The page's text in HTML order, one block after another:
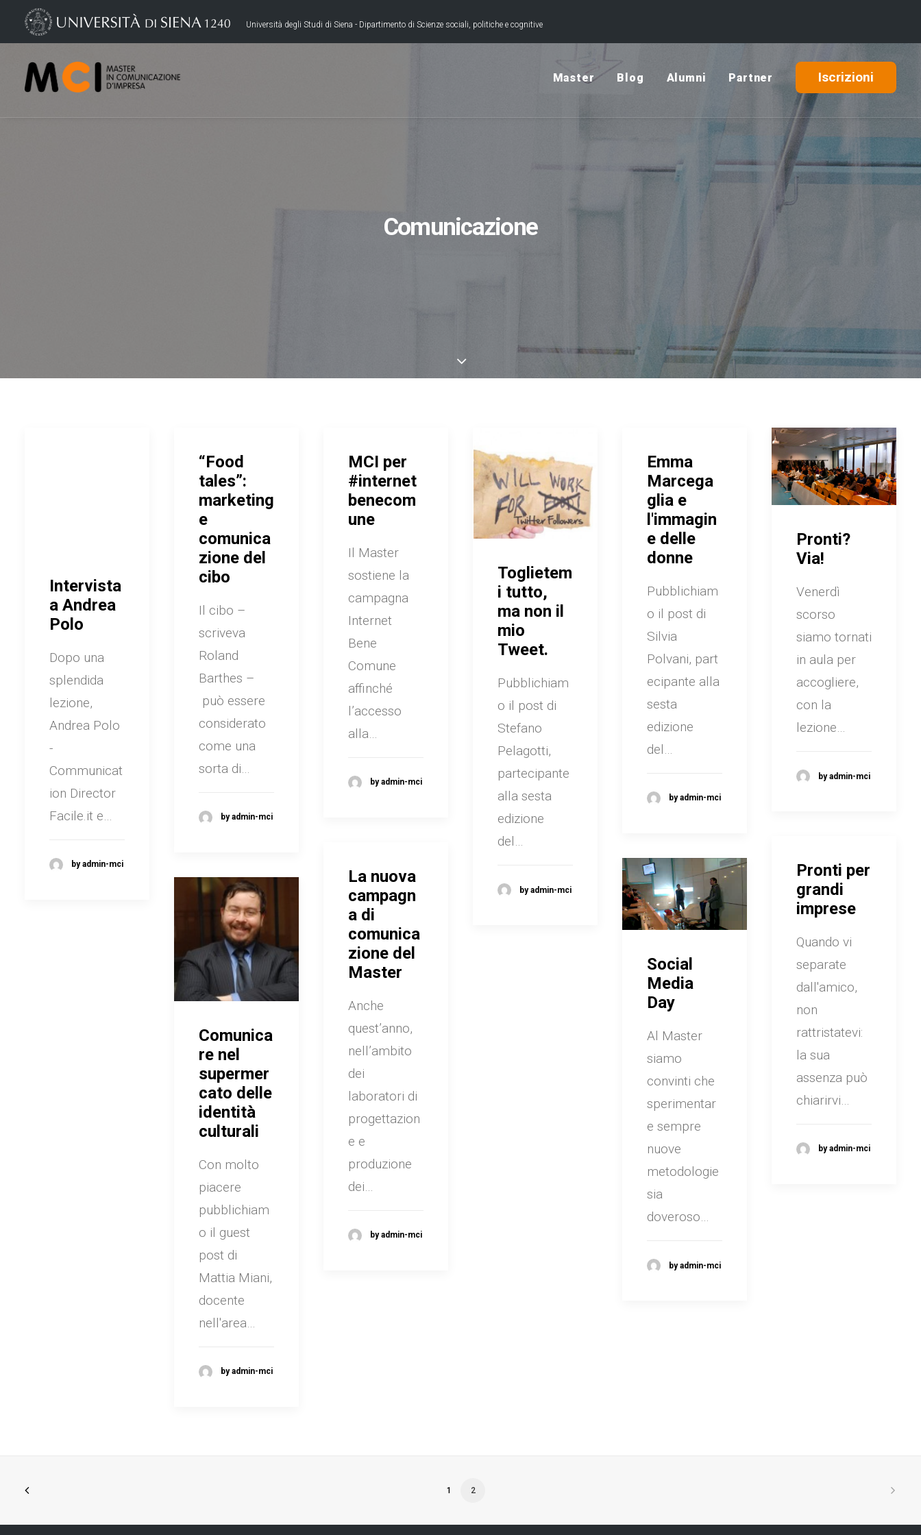
Università degli Studi di Siena - Dipartimento di Scienze sociali, politiche e cognitive
Master Blog Alumni Partner Iscrizioni
Comunicazione
Intervista
a Andrea
Polo
Dopo una
splendida
lezione,
Andrea Polo
-
Communicat
ion Director
Facile.it e…
by admin-mci
“Food
tales”:
marketing
e
comunica
zione del
cibo
Il cibo –
scriveva
Roland
Barthes –
può essere
considerato
come una
sorta di…
by admin-mci
MCI per
#internet
benecom
une
Il Master
sostiene la
campagna
Internet
Bene
Comune
affinché
l’accesso
alla…
by admin-mci
Toglietem
i tutto,
ma non il
mio
Tweet.
Pubblichiam
o il post di
Stefano
Pelagotti,
partecipante
alla sesta
edizione
del…
by admin-mci
Emma
Marcega
glia e
l'immagin
e delle
donne
Pubblichiam
o il post di
Silvia
Polvani, part
ecipante alla
sesta
edizione
del…
by admin-mci
Pronti?
Via!
Venerdì
scorso
siamo tornati
in aula per
accogliere,
con la
lezione…
by admin-mci
Pronti per
grandi
imprese
Quando vi
separate
dall'amico,
non
rattristatevi:
la sua
assenza può
chiarirvi…
by admin-mci
La nuova
campagn
a di
comunica
zione del
Master
Anche
quest’anno,
nell’ambito
dei
laboratori di
progettazion
e e
produzione
dei…
by admin-mci
Social
Media
Day
Al Master
siamo
convinti che
sperimentar
e sempre
nuove
metodologie
sia
doveroso…
by admin-mci
Comunica
re nel
supermer
cato delle
identità
culturali
Con molto
piacere
pubblichiam
o il guest
post di
Mattia Miani,
docente
nell'area…
by admin-mci
1 2